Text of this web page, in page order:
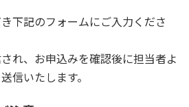
下記のフォームにご入力くださ
れ、お申込みを確認後に担当者よ
信いたします。